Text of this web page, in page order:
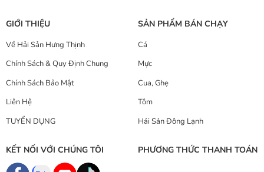
GIỚI THIỆU
Về Hải Sản Hưng Thịnh
Chính Sách & Quy Định Chung
Chính Sách Bảo Mật
Liên Hệ
TUYỂN DỤNG
SẢN PHẨM BÁN CHẠY
Cá
Mực
Cua, Ghẹ
Tôm
Hải Sản Đông Lạnh
KẾT NỐI VỚI CHÚNG TÔI PHƯƠNG THỨC THANH TOÁN